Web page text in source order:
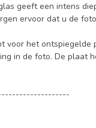
geeft een intens
ervoor dat u de
voor het
in de foto. De plaat